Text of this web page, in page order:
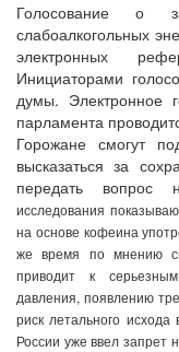
Голосование о
слабоалкогольных
электронных
Инициаторами
думы. Электронное
парламента
Горожане смогут
высказаться за
передать вопрос
исследования
на основе кофеина
же время по мнению
приводит к
давления, появлению
риск летального исхода
России уже ввел запрет